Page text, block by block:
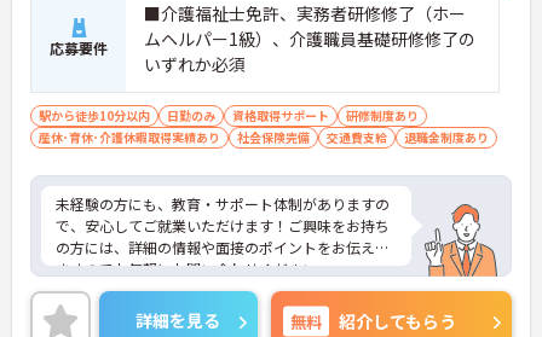
応募要件
■介護福祉士免許、実務者研修修了（ホー
ムヘルパー1級）、介護職員基礎研修修了の
いずれか必須
駅から徒歩10分以内 日勤のみ 資格取得サポート
研修制度あり
産休･育休･介護休暇取得実績あり
社会保険完備 交通費支給 退職金制度あり
未経験の方にも、教育・サポート体制がありますの
で、安心してご就業いただけます！ご興味をお持ち
の方には、詳細の情報や面接のポイントをお伝えし
ますのでお気軽にお問い合わせください。
詳細を見る 無料 紹介してもらう